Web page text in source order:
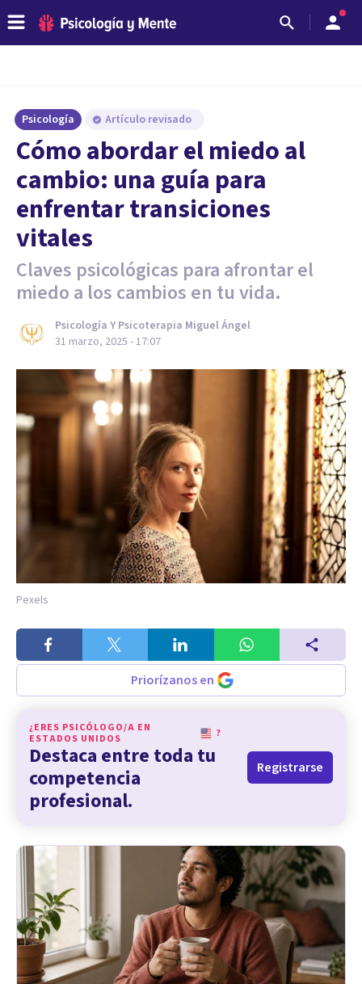
Psicología Artículo revisado
Cómo abordar el miedo al
cambio: una guía para
enfrentar transiciones
vitales
Claves psicológicas para afrontar el
miedo a los cambios en tu vida.
Psicología Y Psicoterapia Miguel Ángel
31 marzo, 2025 - 17:07
Pexels
Priorízanos en
¿ERES PSICÓLOGO/A EN
ESTADOS UNIDOS
?
Destaca entre toda tu
competencia
profesional.
Registrarse